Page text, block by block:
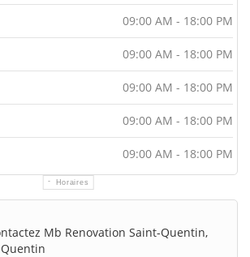
Horaires
09:00 AM - 18:00 PM
09:00 AM - 18:00 PM
09:00 AM - 18:00 PM
09:00 AM - 18:00 PM
09:00 AM - 18:00 PM
Mb Renovation Saint-Quentin,